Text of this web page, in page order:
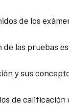
de los
las pruebas
y sus
de calificación